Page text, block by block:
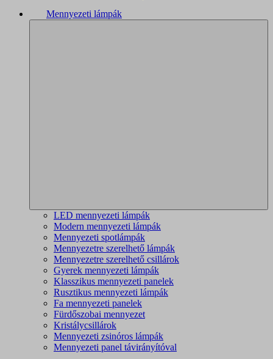
Mennyezeti lámpák
LED mennyezeti lámpák
Modern mennyezeti lámpák
Mennyezeti spotlámpák
Mennyezetre szerelhető lámpák
Mennyezetre szerelhető csillárok
Gyerek mennyezeti lámpák
Klasszikus mennyezeti panelek
Rusztikus mennyezeti lámpák
Fa mennyezeti panelek
Fürdőszobai mennyezet
Kristálycsillárok
Mennyezeti zsinóros lámpák
Mennyezeti panel távirányítóval